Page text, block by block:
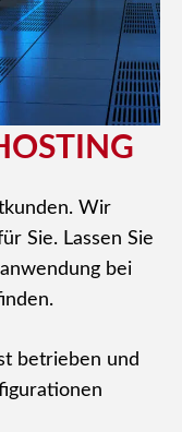
Wir
Sie. Lassen Sie
bei
betrieben und